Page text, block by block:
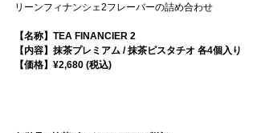
リーンフィナンシェ2フレーバーの詰め合わせ
【名称】TEA FINANCIER 2
【内容】抹茶プレミアム / 抹茶ピスタチオ 各4個入り
【価格】¥2,680 (税込)